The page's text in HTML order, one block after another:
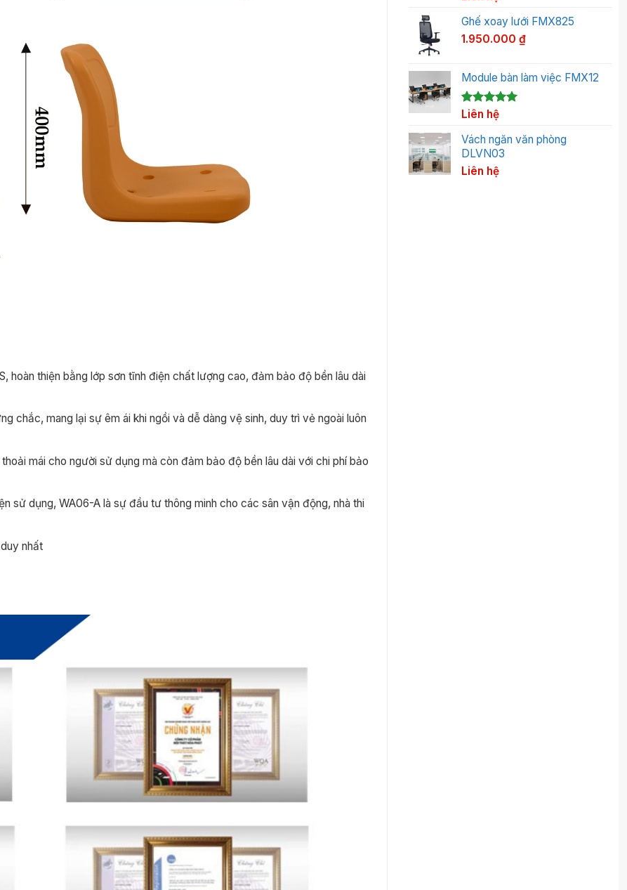
hoàn thiện bằng lớp sơn tĩnh điện chất lượng cao, đảm bảo độ bền lâu dài
chắc, mang lại sự êm ái khi ngồi và dễ dàng vệ sinh, duy trì vẻ ngoài luôn
mái cho người sử dụng mà còn đảm bảo độ bền lâu dài với chi phí bảo
sử dụng, WA06-A là sự đầu tư thông minh cho các sân vận động, nhà thi
nhất
dựa trên
đánh giá
Ghế xoay lưới FMX825
1.950.000₫
Module bàn làm việc FMX12
5.00trên 5
dựa trên
1
đánh giá
Liên hệ
Vách ngăn văn phòng
DLVN03
Liên hệ